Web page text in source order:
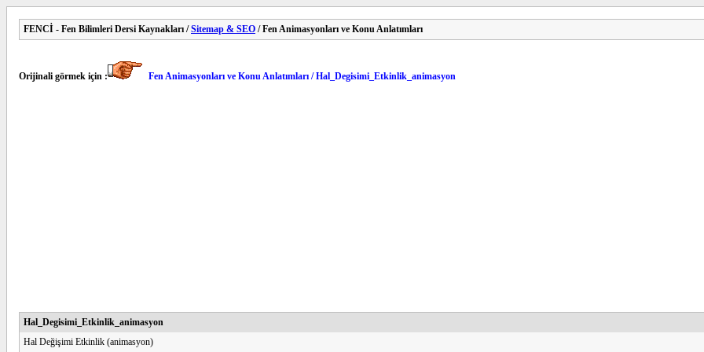
FENCİ - Fen Bilimleri Dersi Kaynakları /Sitemap & SEO / Fen Animasyonları ve Konu Anlatımları
Orijinali görmek için : Fen Animasyonları ve Konu Anlatımları / Hal_Degisimi_Etkinlik_animasyon
Hal_Degisimi_Etkinlik_animasyon
Hal Değişimi Etkinlik (animasyon)